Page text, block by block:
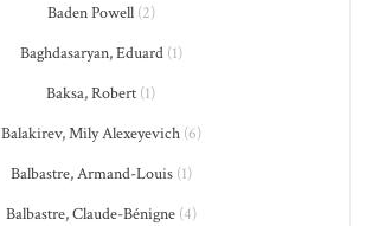
Baden Powell(2)
Baghdasaryan, Eduard(1)
Baksa, Robert (1)
Balakirev, Mily Alexeyevich(6)
Balbastre, Armand-Louis(1)
Balbastre, Claude-Bénigne(4)